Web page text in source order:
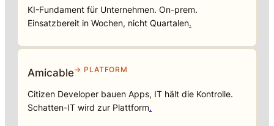
KI-Fundament für Unternehmen. On-prem.
Einsatzbereit in Wochen, nicht Quartalen.
Amicable→ PLATFORM
Citizen Developer bauen Apps, IT hält die Kontrolle.
Schatten-IT wird zur Plattform.